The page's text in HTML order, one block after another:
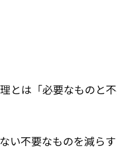
とは「必要なものと
い不要なものを減ら